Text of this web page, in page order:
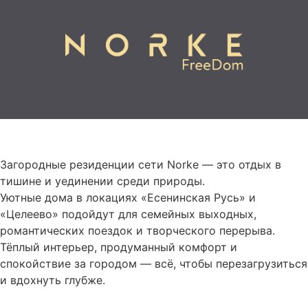
Загородные резиденции сети Norke — это отдых в
тишине и уединении среди природы.
Уютные дома в локациях «Есенинская Русь» и
«Целеево» подойдут для семейных выходных,
романтических поездок и творческого перерыва.
Тёплый интерьер, продуманный комфорт и
спокойствие за городом — всё, чтобы перезагрузиться
и вдохнуть глубже.